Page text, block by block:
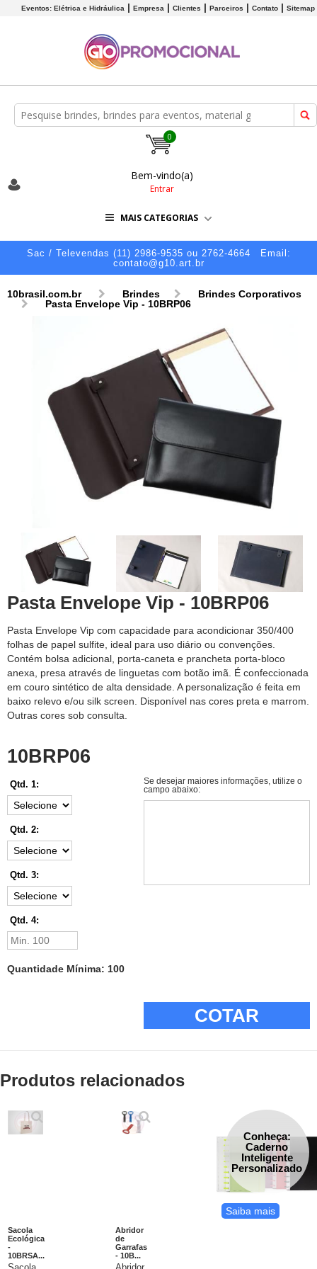
Eventos: Elétrica e Hidráulica Empresa Clientes Parceiros Contato Sitemap
0
Bem-vindo(a)
Entrar
MAIS CATEGORIAS
Sac / Televendas (11) 2986-9535 ou 2762-4664
Email:
contato@g10.art.br
10brasil.com.br Brindes
Brindes Corporativos
Pasta Envelope Vip - 10BRP06
Pasta Envelope Vip - 10BRP06
Pasta Envelope Vip com capacidade para acondicionar 350/400
folhas de papel sulfite, ideal para uso diário ou convenções.
Contém bolsa adicional, porta-caneta e prancheta porta-bloco
anexa, presa através de linguetas com botão imã. É confeccionada
em couro sintético de alta densidade. A personalização é feita em
baixo relevo e/ou silk screen. Disponível nas cores preta e marrom.
Outras cores sob consulta.
10BRP06
Qtd. 1:
Qtd. 2:
Qtd. 3:
Qtd. 4:
Quantidade Mínima: 100
Se desejar maiores informações, utilize o
campo abaixo:
COTAR
Produtos relacionados
Sacola
Ecológica
-
10BRSA...
Abridor
de
Garrafas
- 10B...
Conheça:
Caderno
Inteligente
Personalizado
Saiba mais